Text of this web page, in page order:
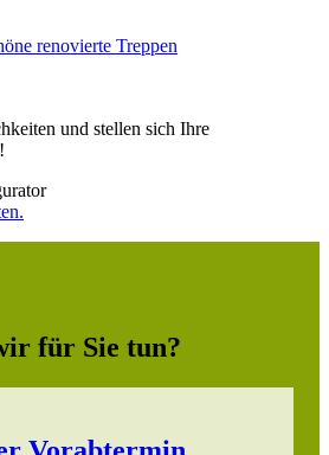
renovierte Treppen
und stellen sich Ihre
für Sie tun?